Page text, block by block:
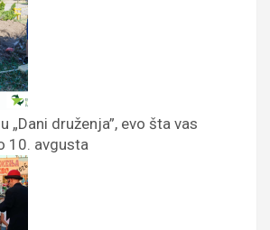
„Dani druženja”, evo šta vas
10. avgusta